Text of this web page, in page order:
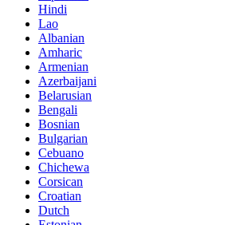
Hindi
Lao
Albanian
Amharic
Armenian
Azerbaijani
Belarusian
Bengali
Bosnian
Bulgarian
Cebuano
Chichewa
Corsican
Croatian
Dutch